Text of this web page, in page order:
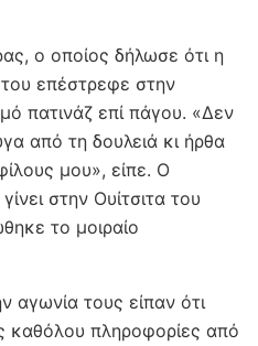
ο οποίος δήλωσε ότι η
επέστρεφε στην
πατινάζ επί πάγου. «Δεν
από τη δουλειά κι ήρθα
μου», είπε. Ο
στην Ουίτσιτα του
το μοιραίο
αγωνία τους είπαν ότι
καθόλου πληροφορίες από